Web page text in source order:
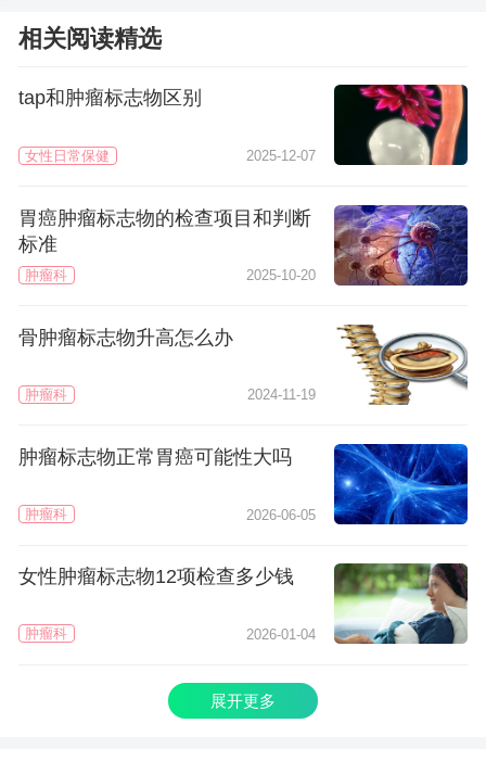
相关阅读精选
tap和肿瘤标志物区别
女性日常保健 2025-12-07
胃癌肿瘤标志物的检查项目和判断
标准
肿瘤科 2025-10-20
骨肿瘤标志物升高怎么办
肿瘤科 2024-11-19
肿瘤标志物正常胃癌可能性大吗
肿瘤科 2026-06-05
女性肿瘤标志物12项检查多少钱
肿瘤科 2026-01-04
展开更多